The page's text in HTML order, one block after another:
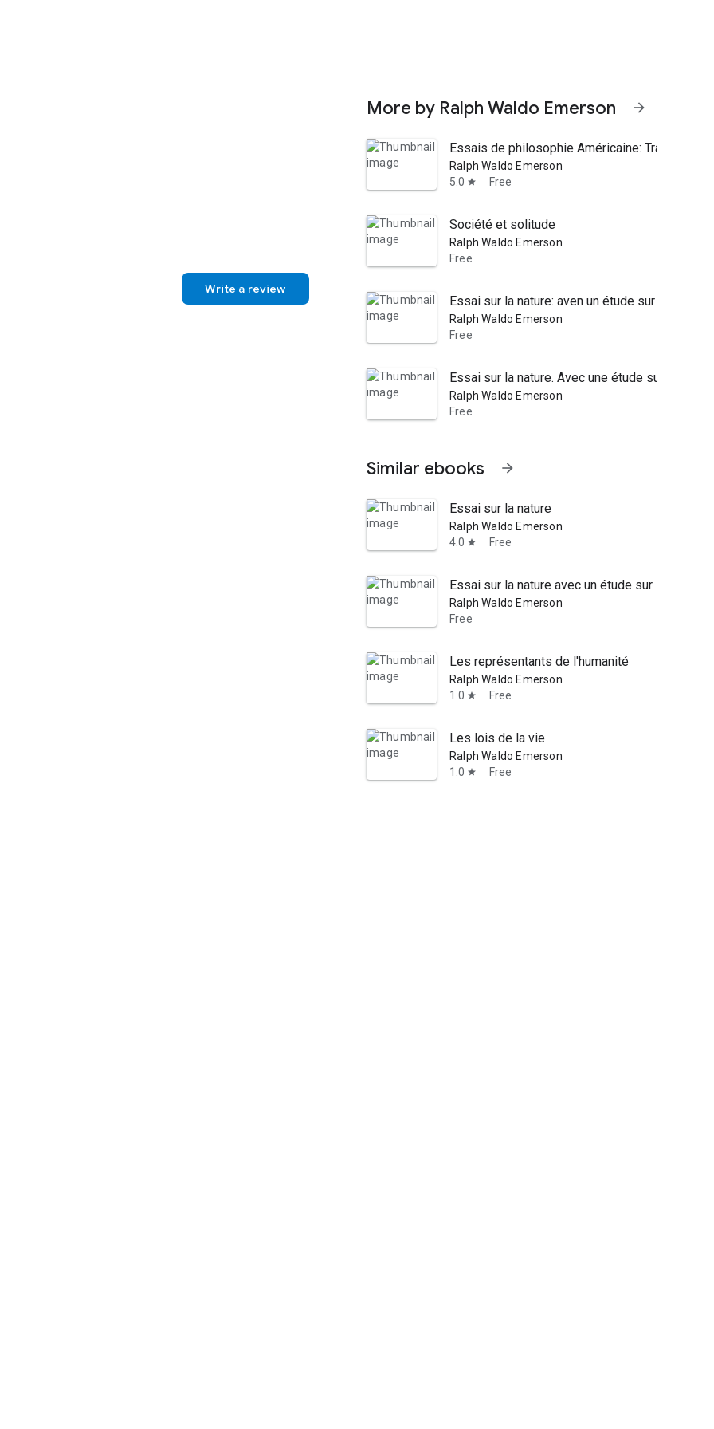
Write a review
More by Ralph Waldo Emerson arrow_forward
Essais de philosophie Américaine: Traduits
Ralph Waldo Emerson
5.0 star Free
Société et solitude
Ralph Waldo Emerson
Free
Essai sur la nature: aven un étude sur la vie et
Ralph Waldo Emerson
Free
Essai sur la nature. Avec une étude sur la vie
Ralph Waldo Emerson
Free
Similar ebooks arrow_forward
Essai sur la nature
Ralph Waldo Emerson
4.0 star Free
Essai sur la nature avec un étude sur la vie et
Ralph Waldo Emerson
Free
Les représentants de l'humanité
Ralph Waldo Emerson
1.0 star Free
Les lois de la vie
Ralph Waldo Emerson
1.0 star Free